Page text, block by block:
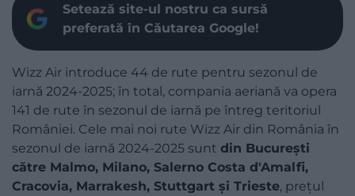
Setează site-ul nostru ca sursă
preferată în Căutarea Google!
Wizz Air introduce 44 de rute pentru sezonul de
iarnă 2024-2025; în total, compania aeriană va opera
141 de rute în sezonul de iarnă pe întreg teritoriul
României. Cele mai noi rute Wizz Air din România în
sezonul de iarnă 2024-2025 sunt din Bucureşti
către Malmo, Milano, Salerno Costa d'Amalfi,
Cracovia, Marrakesh, Stuttgart şi Trieste, preţul